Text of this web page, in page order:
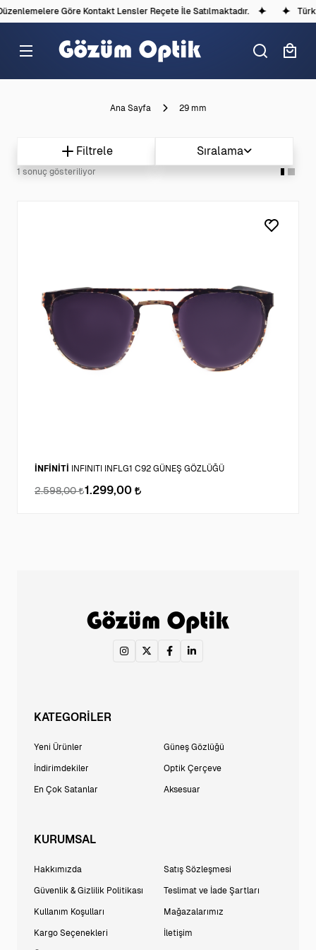
Göre Kontakt Lensler Reçete İle Satılmaktadır.
Ana Sayfa 29 mm
Filtrele
1 sonuç gösteriliyor
Sıralama
İNFİNİTİ INFINITI INFLG1 C92 GÜNEŞ GÖZLÜĞÜ
2.598,00 1.299,00
KATEGORİLER
Yeni Ürünler
İndirimdekiler
En Çok Satanlar
Güneş Gözlüğü
Optik Çerçeve
Aksesuar
KURUMSAL
Hakkımızda
Güvenlik & Gizlilik Politikası
Kullanım Koşulları
Kargo Seçenekleri
Satış Sözleşmesi
Teslimat ve İade Şartları
Mağazalarımız
İletişim